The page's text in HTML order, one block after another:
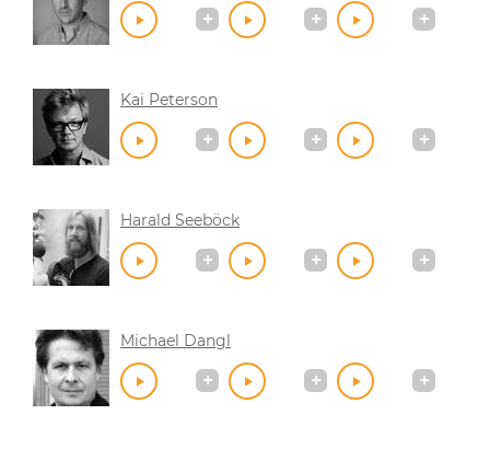
Kai Peterson
Harald Seeböck
Michael Dangl